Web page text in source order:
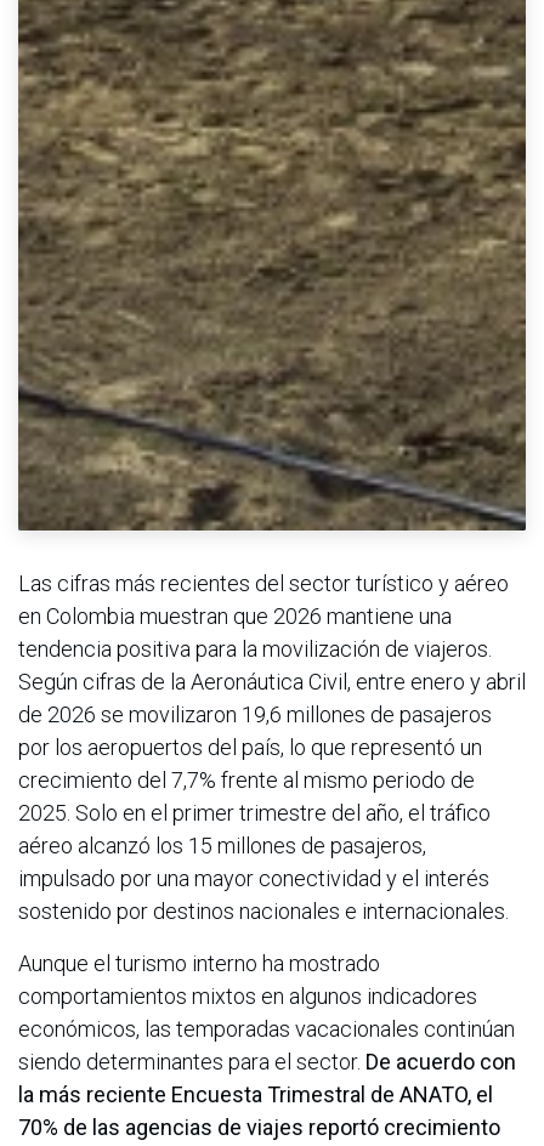
Las cifras más recientes del sector turístico y aéreo
en Colombia muestran que 2026 mantiene una
tendencia positiva para la movilización de viajeros.
Según cifras de la Aeronáutica Civil, entre enero y abril
de 2026 se movilizaron 19,6 millones de pasajeros
por los aeropuertos del país, lo que representó un
crecimiento del 7,7% frente al mismo periodo de
2025. Solo en el primer trimestre del año, el tráfico
aéreo alcanzó los 15 millones de pasajeros,
impulsado por una mayor conectividad y el interés
sostenido por destinos nacionales e internacionales.
Aunque el turismo interno ha mostrado
comportamientos mixtos en algunos indicadores
económicos, las temporadas vacacionales continúan
siendo determinantes para el sector. De acuerdo con
la más reciente Encuesta Trimestral de ANATO, el
70% de las agencias de viajes reportó crecimiento